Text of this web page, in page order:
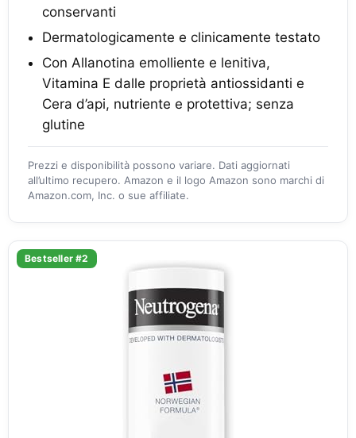
conservanti
Dermatologicamente e clinicamente testato
Con Allanotina emolliente e lenitiva,
Vitamina E dalle proprietà antiossidanti e
Cera d’api, nutriente e protettiva; senza
glutine
Prezzi e disponibilità possono variare. Dati aggiornati
all’ultimo recupero. Amazon e il logo Amazon sono marchi di
Amazon.com, Inc. o sue affiliate.
Bestseller #2